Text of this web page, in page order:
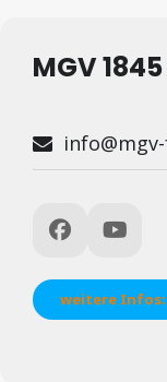
MGV
weitere Infos: